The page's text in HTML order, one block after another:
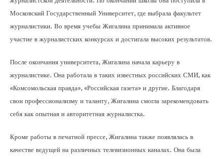
Московский Государственный Университет, где выбрала факультет
журналистики. Во время учебы Жигалина принимала активное
участие в журналистских конкурсах и достигала высоких результатов.
После окончания университета, Жигалина начала карьеру в
журналистике. Она работала в таких известных российских СМИ, как
«Комсомольская правда», «Российская газета» и другие. Благодаря
свои профессионализму и таланту, Жигалина смогла зарекомендовать
себя как опытная и авторитетная журналистка.
Кроме работы в печатной прессе, Жигалина также появлялась в
качестве ведущей на различных телевизионных каналах. Она была